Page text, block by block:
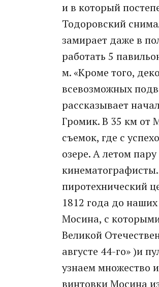
и в который
Тодоровский
замирает даже в
работать 5
м. «Кроме того,
всевозможных
рассказывает
Громик. В 35 км от
съемок, где с
озере. А летом
пиротехнический
1812 года до
Мосина, с
Великой
августе 44-го» ​)​и
узнаем множество
винтовки Мосина